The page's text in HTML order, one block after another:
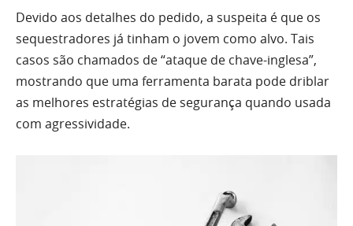
Devido aos detalhes do pedido, a suspeita é que os
sequestradores já tinham o jovem como alvo. Tais
casos são chamados de “ataque de chave-inglesa”,
mostrando que uma ferramenta barata pode driblar
as melhores estratégias de segurança quando usada
com agressividade.